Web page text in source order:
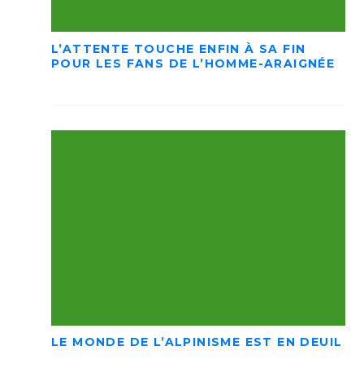
L’ATTENTE TOUCHE ENFIN À SA FIN
POUR LES FANS DE L’HOMME-ARAIGNÉE
LE MONDE DE L’ALPINISME EST EN DEUIL